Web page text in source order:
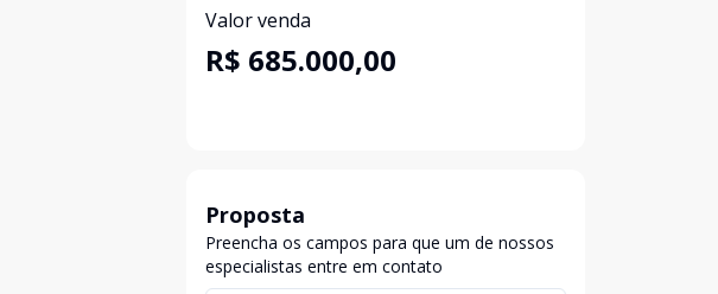
Valor venda
R$ 685.000,00
Proposta
Preencha os campos para que um de nossos
especialistas entre em contato